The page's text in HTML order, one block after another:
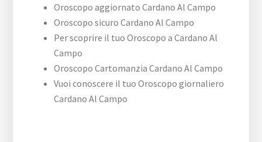
Oroscopo aggiornato Cardano Al Campo
Oroscopo sicuro Cardano Al Campo
Per scoprire il tuo Oroscopo a Cardano Al
Campo
Oroscopo Cartomanzia Cardano Al Campo
Vuoi conoscere il tuo Oroscopo giornaliero
Cardano Al Campo